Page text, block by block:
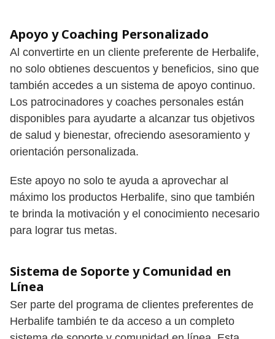
Apoyo y Coaching Personalizado
Al convertirte en un cliente preferente de Herbalife,
no solo obtienes descuentos y beneficios, sino que
también accedes a un sistema de apoyo continuo.
Los patrocinadores y coaches personales están
disponibles para ayudarte a alcanzar tus objetivos
de salud y bienestar, ofreciendo asesoramiento y
orientación personalizada.
Este apoyo no solo te ayuda a aprovechar al
máximo los productos Herbalife, sino que también
te brinda la motivación y el conocimiento necesario
para lograr tus metas.
Sistema de Soporte y Comunidad en
Línea
Ser parte del programa de clientes preferentes de
Herbalife también te da acceso a un completo